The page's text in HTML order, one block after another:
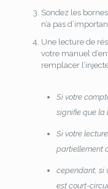
Sondez les
n’a pas
Une lecture de
votre manuel
remplacer
Si votre
signifie que la
Si votre
partiellement
cependant, si
est court-